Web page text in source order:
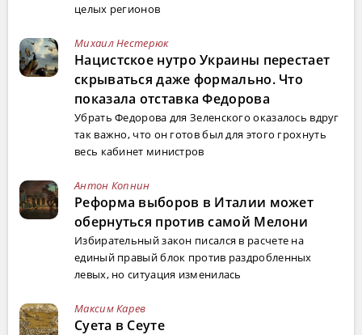
целых регионов
Михаил Нестерюк
Нацистское нутро Украины перестает
скрываться даже формально. Что
показала отставка Федорова
Убрать Федорова для Зеленского оказалось вдруг
так важно, что он готов был для этого грохнуть
весь кабинет министров
Антон Копнин
Реформа выборов в Италии может
обернуться против самой Мелони
Избирательный закон писался в расчете на
единый правый блок против раздробленных
левых, но ситуация изменилась
Максим Карев
Суета в Сеуте